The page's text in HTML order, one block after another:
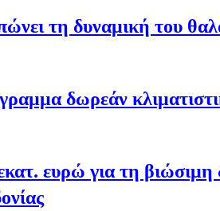
τη δυναμική του
δωρεάν
ευρώ για τη βιώσιμη